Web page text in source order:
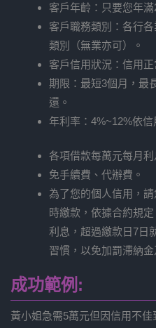
客戶年齡：只要您年
客戶職務類別：各行
類別（無業亦可）。
客戶信用狀況：信用
期限：最短3個月，最
還。
年利率：4%~12%依信
各項借款每萬元每月利
免手續費、代辦費。
為了您的個人信用，
時繳款，依據合約規
利息，超過繳款日7日
習慣，以免加罰滯納
成功範例:
黃小姐急需5萬元但因信用不